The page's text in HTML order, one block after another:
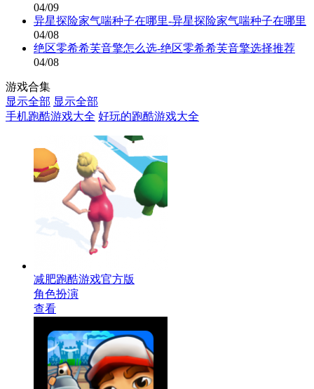
04/09
异星探险家气喘种子在哪里-异星探险家气喘种子在哪里
04/08
绝区零希希芙音擎怎么选-绝区零希希芙音擎选择推荐
04/08
游戏合集
显示全部 显示全部
手机跑酷游戏大全 好玩的跑酷游戏大全
减肥跑酷游戏官方版
角色扮演
查看